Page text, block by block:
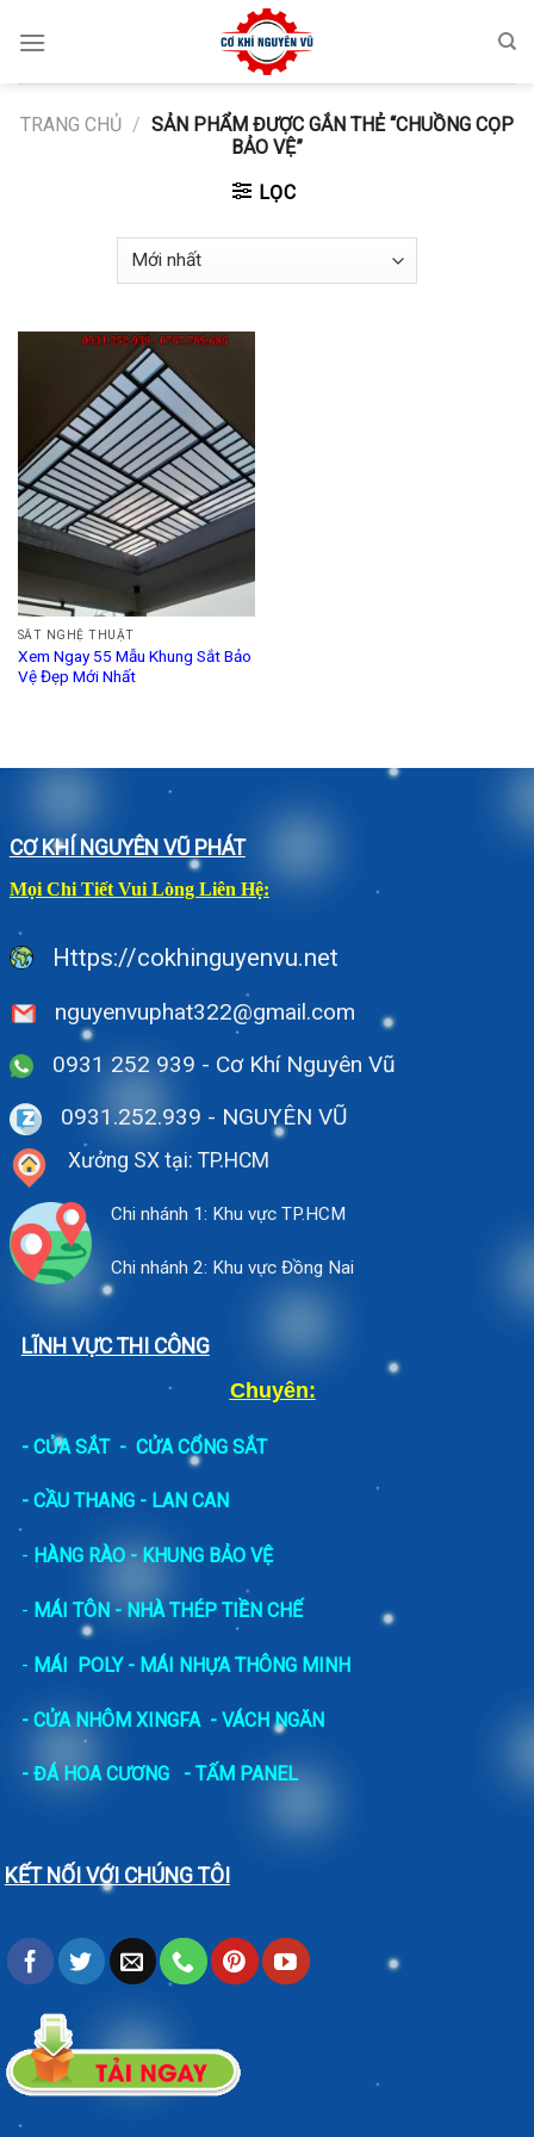
TRANG CHỦ / SẢN PHẨM ĐƯỢC GẮN THẺ “CHUỒNG CỌP
BẢO VỆ”
LỌC
SẮT NGHỆ THUẬT
Xem Ngay 55 Mẫu Khung Sắt Bảo
Vệ Đẹp Mới Nhất
CƠ KHÍ NGUYÊN VŨ PHÁT
Mọi Chi Tiết Vui Lòng Liên Hệ:
Https://cokhinguyenvu.net
nguyenvuphat322@gmail.com
0931 252 939 - Cơ Khí Nguyên Vũ
0931.252.939 - NGUYÊN VŨ
Xưởng SX tại: TP.HCM
Chi nhánh 1: Khu vực TP.HCM
Chi nhánh 2: Khu vực Đồng Nai
LĨNH VỰC THI CÔNG
Chuyên:
- CỬA SẮT- CỬA CỔNG SẮT
- CẦU THANG - LAN CAN
- HÀNG RÀO - KHUNG BẢO VỆ
- MÁI TÔN - NHÀ THÉP TIỀN CHẾ
- MÁI POLY - MÁI NHỰA THÔNG MINH
- CỬA NHÔM XINGFA - VÁCH NGĂN
- ĐÁ HOA CƯƠNG - TẤM PANEL
KẾT NỐI VỚI CHÚNG TÔI